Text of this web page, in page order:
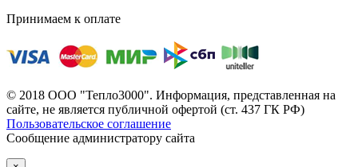
Принимаем к оплате
© 2018 ООО "Тепло3000". Информация, представленная на
сайте, не является публичной офертой (ст. 437 ГК РФ)
Пользовательское соглашение
Сообщение администратору сайта